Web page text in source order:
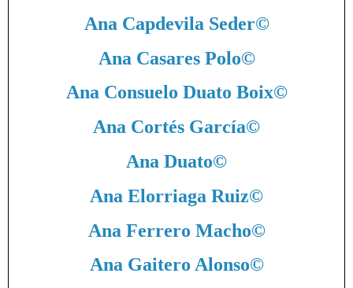
Ana Capdevila Seder©
Ana Casares Polo©
Ana Consuelo Duato Boix©
Ana Cortés García©
Ana Duato©
Ana Elorriaga Ruiz©
Ana Ferrero Macho©
Ana Gaitero Alonso©